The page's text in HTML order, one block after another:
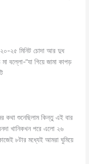
২৫ মিনিট চোদা আর দুধ
বল্লো-“যা গিয়ে জামা কাপড়
কথা শুনেছিলাম কিন্তু এই বার
খানিকখন পরে এলো ২৬
৮টার মধ্যেই আমরা ঘুমিয়ে